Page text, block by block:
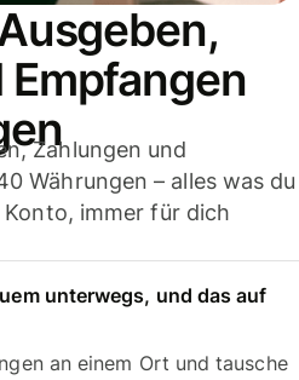
Zahlungen und
Währungen – alles was du
immer für dich
unterwegs, und das auf
an einem Ort und tausche